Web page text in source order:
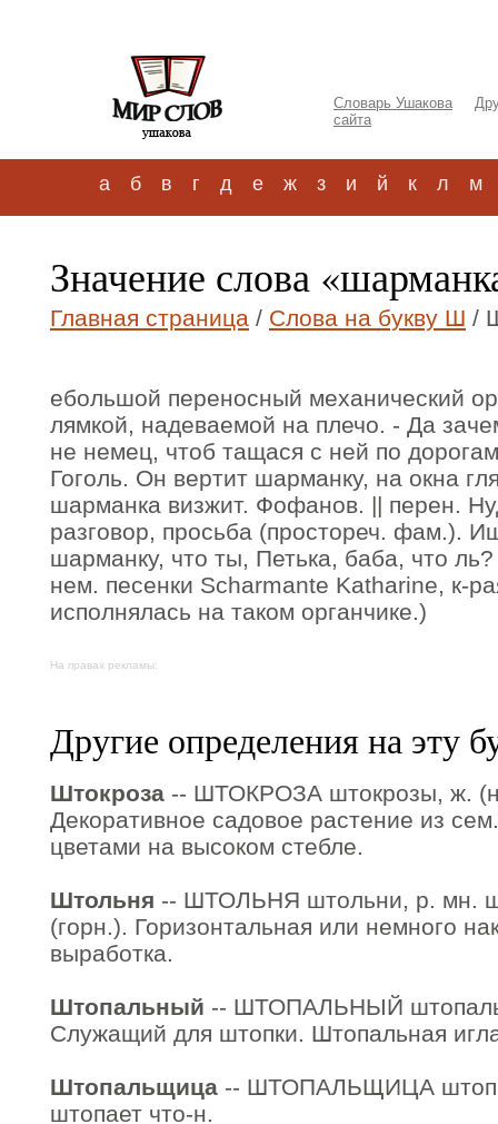
Словарь Ушакова
сайта
а б в г д е ж з и й к л м
Значение слова
Главная страница / Слова на букву Ш /
ебольшой переносный механический
лямкой, надеваемой на плечо. - Да
не немец, чтоб тащася с ней по
Гоголь. Он вертит шарманку, на окна
шарманка визжит. Фофанов. || перен.
разговор, просьба (простореч. фам.).
шарманку, что ты, Петька, баба, что
нем. песенки Scharmante Katharine, к-
исполнялась на таком органчике.)
На правах рекламы:
Другие определения на эту
Штокроза -- ШТОКРОЗА штокрозы, ж.
Декоративное садовое растение из
цветами на высоком стебле.
Штольня -- ШТОЛЬНЯ штольни, р. мн.
(горн.). Горизонтальная или немного
выработка.
Штопальный -- ШТОПАЛЬНЫЙ
Служащий для штопки. Штопальная
Штопальщица -- ШТОПАЛЬЩИЦА
штопает что-н.